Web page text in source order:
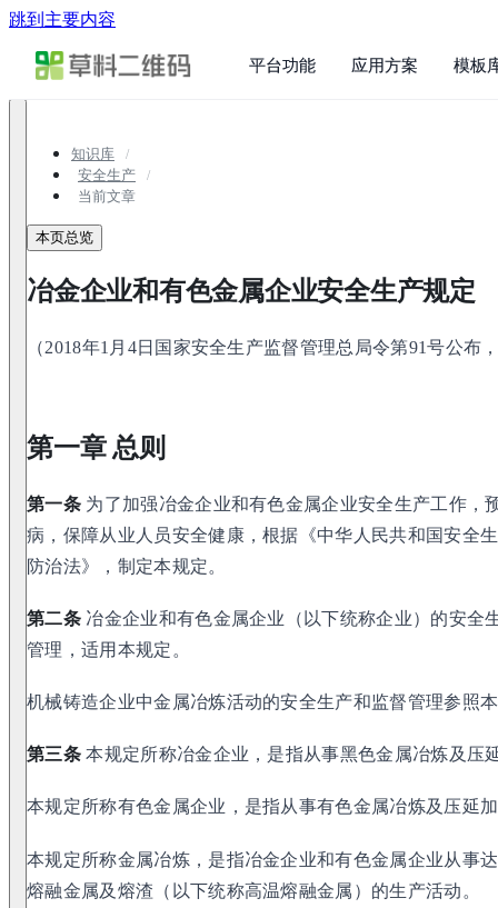
跳到主要内容
平台功能 应用方案 模板
知识库
安全生产
当前文章
本页总览
冶金企业和有色金属企业安全生产规定
（2018年1月4日国家安全生产监督管理总局令第91号公布
第一章 总则
第一条为了加强冶金企业和有色金属企业安全生产工作，
病，保障从业人员安全健康，根据《中华人民共和国安全
防治法》，制定本规定。
第二条冶金企业和有色金属企业（以下统称企业）的安全
管理，适用本规定。
机械铸造企业中金属冶炼活动的安全生产和监督管理参照
第三条本规定所称冶金企业，是指从事黑色金属冶炼及压
本规定所称有色金属企业，是指从事有色金属冶炼及压延
本规定所称金属冶炼，是指冶金企业和有色金属企业从事
熔融金属及熔渣（以下统称高温熔融金属）的生产活动。